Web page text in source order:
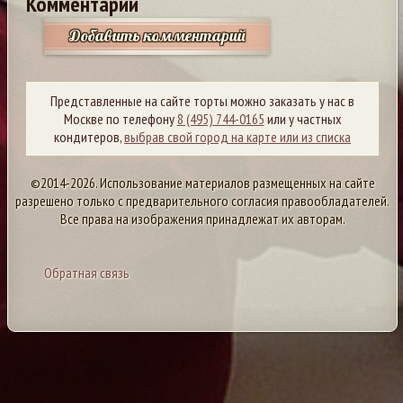
Добавить комментарий
Представленные на сайте торты можно заказать у нас в
Москве по телефону8 (495) 744-0165 или у частных
кондитеров,выбрав свой город на карте или из списка
©2014-2026. Использование материалов размещенных на сайте
разрешено только с предварительного согласия правообладателей.
Все права на изображения принадлежат их авторам.
Обратная связь